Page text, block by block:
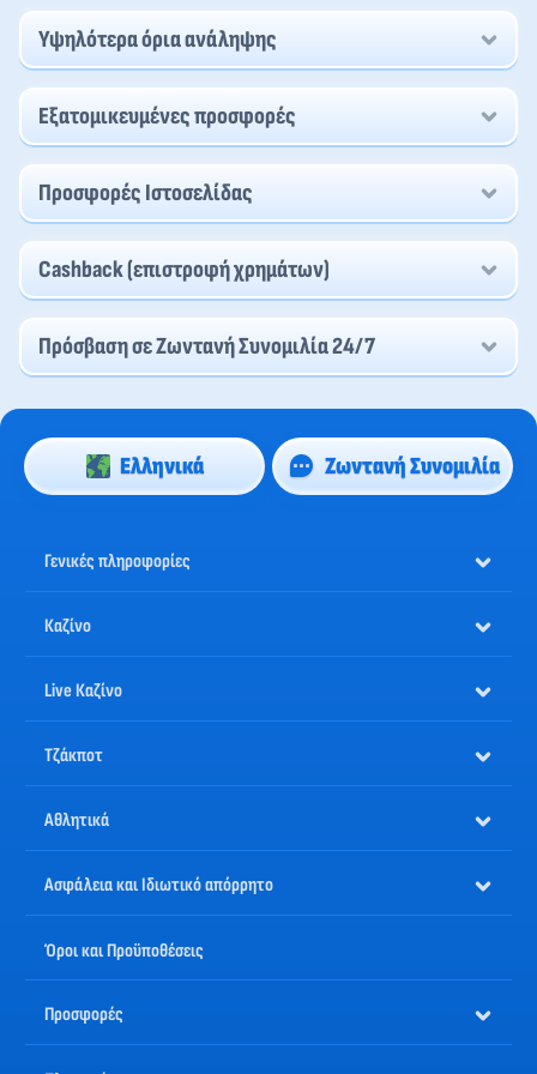
Υψηλότερα όρια ανάληψης
Εξατομικευμένες προσφορές
Προσφορές Ιστοσελίδας
Cashback (επιστροφή χρημάτων)
Πρόσβαση σε Ζωντανή Συνομιλία 24/7
Ελληνικά Ζωντανή Συνομιλία
Γενικές πληροφορίες
Καζίνο
Live Καζίνο
Τζάκποτ
Αθλητικά
Ασφάλεια και Ιδιωτικό απόρρητο
Όροι και Προϋποθέσεις
Προσφορές